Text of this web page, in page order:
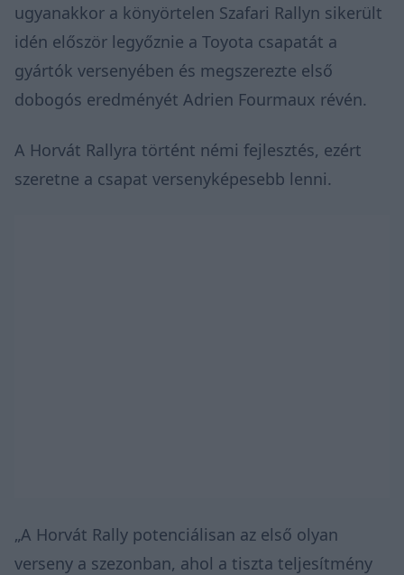
ugyanakkor a könyörtelen Szafari Rallyn sikerült
idén először legyőznie a Toyota csapatát a
gyártók versenyében és megszerezte első
dobogós eredményét Adrien Fourmaux révén.
A Horvát Rallyra történt némi fejlesztés, ezért
szeretne a csapat versenyképesebb lenni.
„A Horvát Rally potenciálisan az első olyan
verseny a szezonban, ahol a tiszta teljesítmény